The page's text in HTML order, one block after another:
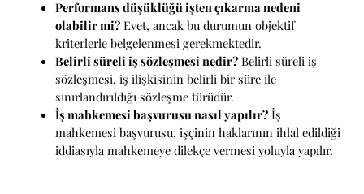
Performans düşüklüğü işten çıkarma nedeni
olabilir mi? Evet, ancak bu durumun objektif
kriterlerle belgelenmesi gerekmektedir.
Belirli süreli iş sözleşmesi nedir? Belirli süreli iş
sözleşmesi, iş ilişkisinin belirli bir süre ile
sınırlandırıldığı sözleşme türüdür.
İş mahkemesi başvurusu nasıl yapılır? İş
mahkemesi başvurusu, işçinin haklarının ihlal edildiği
iddiasıyla mahkemeye dilekçe vermesi yoluyla yapılır.